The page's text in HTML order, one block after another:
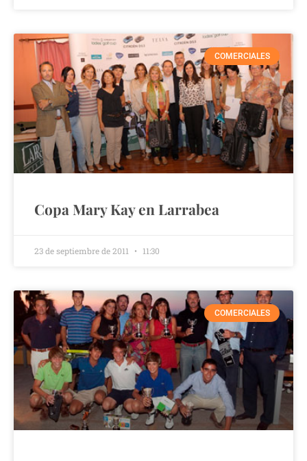
COMERCIALES
Copa Mary Kay en Larrabea
23 de septiembre de 2011 11:30
COMERCIALES